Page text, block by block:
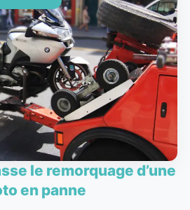
le remorquage d’une
en panne